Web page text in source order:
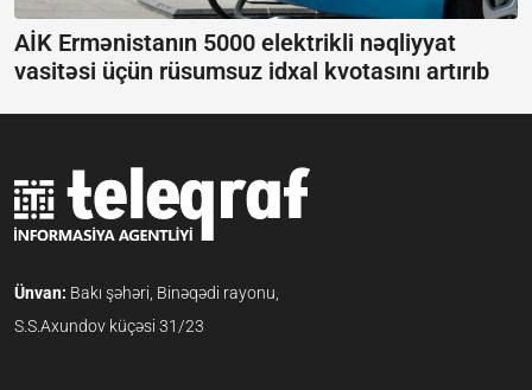
AİK Ermənistanın 5000 elektrikli nəqliyyat
vasitəsi üçün rüsumsuz idxal kvotasını artırıb
Ünvan: Bakı şəhəri, Binəqədi rayonu,
S.S.Axundov küçəsi 31/23